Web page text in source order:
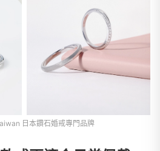
日本鑽石婚戒專門品牌